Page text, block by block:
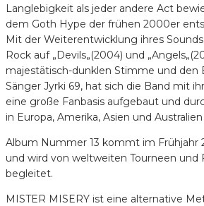
Langlebigkeit als jeder andere Act
dem Goth Hype der frühen 2000er
Mit der Weiterentwicklung ihres
Rock auf „Devils„(2004) und
majestätisch-dunklen Stimme und den
Sänger Jyrki 69, hat sich die Band mit
eine große Fanbasis aufgebaut und
in Europa, Amerika, Asien und
Album Nummer 13 kommt im Frühjahr
und wird von weltweiten Tourneen und
begleitet.
MISTER MISERY ist eine alternative